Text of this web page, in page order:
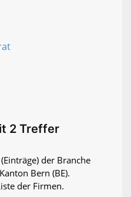
2 Treffer
der Branche
Bern (BE).
der Firmen.